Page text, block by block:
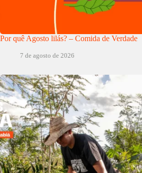
Por quê Agosto lilás? – Comida de Verdade
7 de agosto de 2026